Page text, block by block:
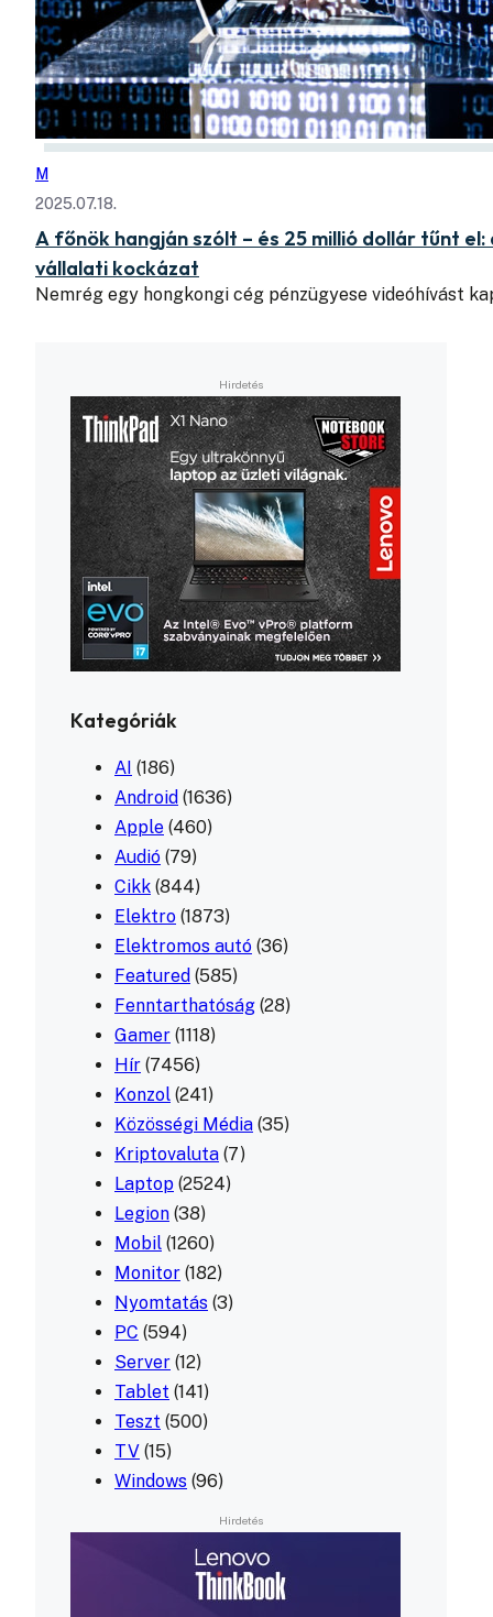
M
2025.07.18.
A főnök hangján szólt – és 25 millió dollár tűnt
vállalati kockázat
Nemrég egy hongkongi cég pénzügyese videóhívást
Kategóriák
AI (186)
Android (1636)
Apple (460)
Audió (79)
Cikk (844)
Elektro (1873)
Elektromos autó (36)
Featured (585)
Fenntarthatóság (28)
Gamer (1118)
Hír (7456)
Konzol (241)
Közösségi Média (35)
Kriptovaluta (7)
Laptop (2524)
Legion (38)
Mobil (1260)
Monitor (182)
Nyomtatás (3)
PC (594)
Server (12)
Tablet (141)
Teszt (500)
TV (15)
Windows (96)